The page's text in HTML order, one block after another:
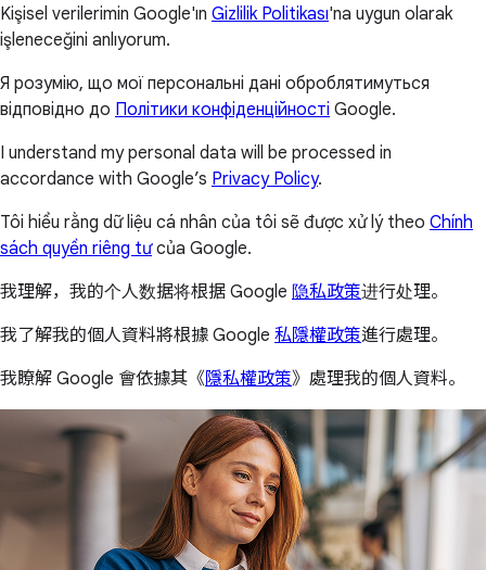
Kişisel verilerimin Google'ın Gizlilik Politikası'na uygun olarak
işleneceğini anlıyorum.
Я розумію, що мої персональні дані оброблятимуться
відповідно до Політики конфіденційності Google.
I understand my personal data will be processed in
accordance with Google’s Privacy Policy.
Tôi hiểu rằng dữ liệu cá nhân của tôi sẽ được xử lý theo Chính
sách quyền riêng tưcủa Google.
我理解，我的个人数据将根据 Google 隐私政策进行处理。
我了解我的個人資料將根據 Google 私隱權政策進行處理。
我瞭解 Google 會依據其《隱私權政策》處理我的個人資料。